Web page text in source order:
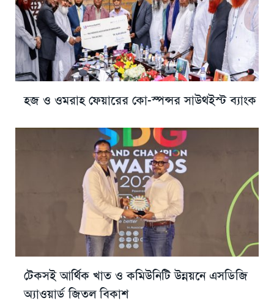
হজ ও ওমরাহ ফেয়ারের কো-স্পন্সর সাউথইস্ট ব্যাংক
টেকসই আর্থিক খাত ও কমিউনিটি উন্নয়নে এসডিজি
অ্যাওয়ার্ড জিতল বিকাশ